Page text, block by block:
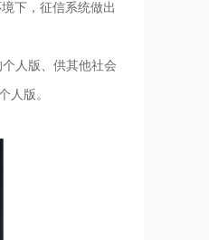
下，征信系统做出
人版、供其他社会
人版。